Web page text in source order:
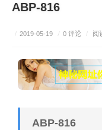
ABP-816
/ 2019-05-19 / 0 评论 / 阅
ABP-816